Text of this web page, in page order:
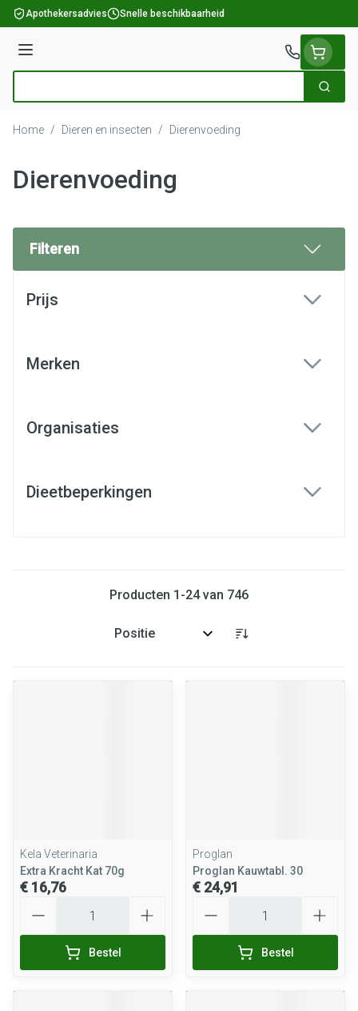
Ga naar de inhoud
Apothekersadvies Snelle beschikbaarheid
Menu
Zoek
Home / Dieren en insecten / Dierenvoeding
Dierenvoeding
Filteren
Prijs
Merken
Organisaties
Dieetbeperkingen
Producten 1 -24van 746
Sorteer op:
Kela Veterinaria
Extra Kracht Kat 70g
€ 16,76
Bestel
Proglan
Proglan Kauwtabl. 30
€ 24,91
Bestel